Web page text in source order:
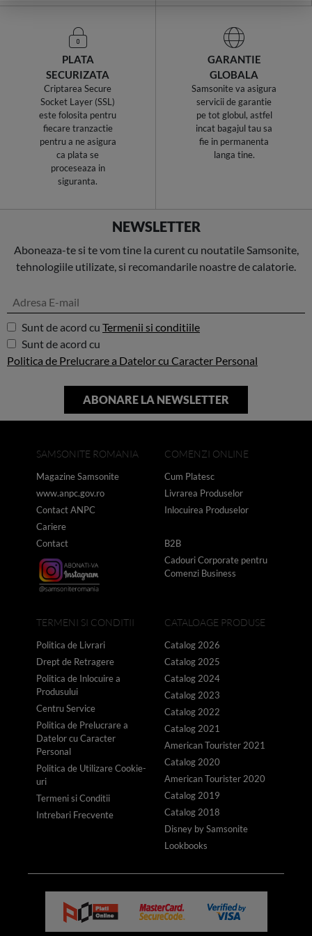
PLATA
SECURIZATA
Criptarea Secure
Socket Layer (SSL)
este folosita pentru
fiecare tranzactie
pentru a ne asigura
ca plata se
proceseaza in
siguranta.
GARANTIE
GLOBALA
Samsonite va asigura
servicii de garantie
pe tot globul, astfel
incat bagajul tau sa
fie in permanenta
langa tine.
NEWSLETTER
Aboneaza-te si te vom tine la curent cu noutatile Samsonite,
tehnologiile utilizate, si recomandarile noastre de calatorie.
Sunt de acord cu Termenii si conditiile
Sunt de acord cu
Politica de Prelucrare a Datelor cu Caracter Personal
SAMSONITE ROMANIA
Magazine Samsonite
www.anpc.gov.ro
Contact ANPC
Cariere
Contact
COMENZI ONLINE
Cum Platesc
Livrarea Produselor
Inlocuirea Produselor
B2B
Cadouri Corporate pentru
Comenzi Business
TERMENI SI CONDITII
Politica de Livrari
Drept de Retragere
Politica de Inlocuire a
Produsului
Centru Service
Politica de Prelucrare a
Datelor cu Caracter
Personal
Politica de Utilizare Cookie-
uri
Termeni si Conditii
Intrebari Frecvente
CATALOAGE PRODUSE
Catalog 2026
Catalog 2025
Catalog 2024
Catalog 2023
Catalog 2022
Catalog 2021
American Tourister 2021
Catalog 2020
American Tourister 2020
Catalog 2019
Catalog 2018
Disney by Samsonite
Lookbooks